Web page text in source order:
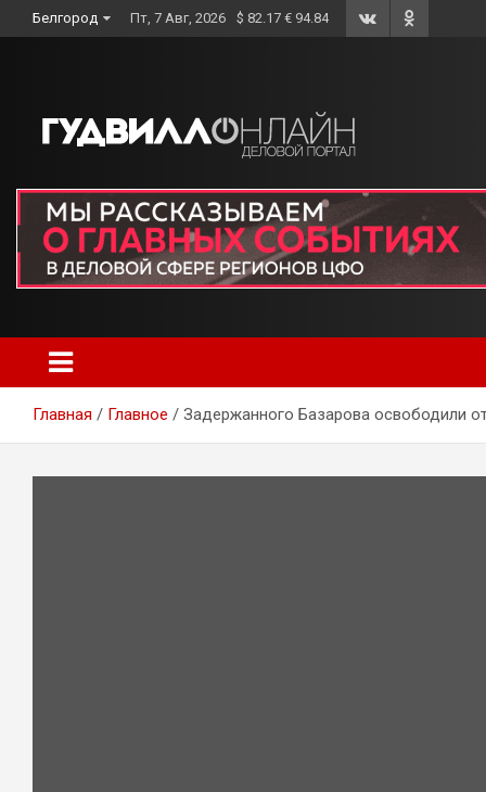
to
Белгород Пт, 7 Авг, 2026 $ 82.17 € 94.84
Главная Главное Задержанного Базарова освободили